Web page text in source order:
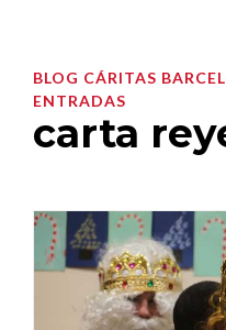
BLOG CÁRITAS
ENTRADAS
carta